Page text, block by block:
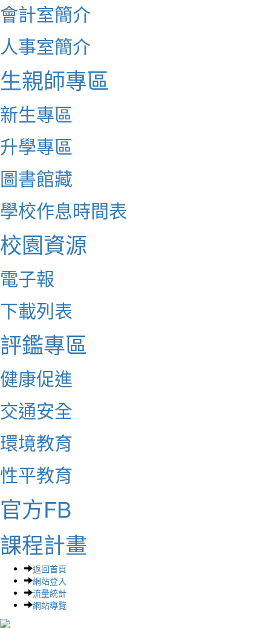
會計室簡介
人事室簡介
生親師專區
新生專區
升學專區
圖書館藏
學校作息時間表
校園資源
電子報
下載列表
評鑑專區
健康促進
交通安全
環境教育
性平教育
官方FB
課程計畫
返回首頁
網站登入
流量統計
網站導覽